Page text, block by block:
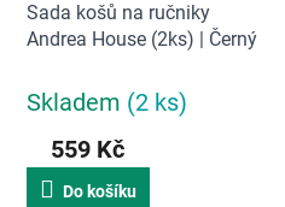
Sada košů na ručniky
Andrea House (2ks) | Černý
Skladem (2 ks)
559 Kč
Do košíku